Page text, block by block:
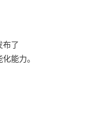
了
能力。